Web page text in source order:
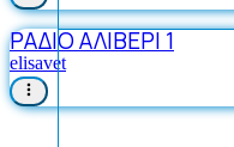
ΡΑΔΙΟ ΑΛΙΒΕΡΙ 1
elisavet